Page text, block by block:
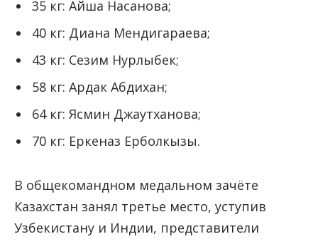
35 кг: Айша Насанова;
40 кг: Диана Мендигараева;
43 кг: Сезим Нурлыбек;
58 кг: Ардак Абдихан;
64 кг: Ясмин Джаутханова;
70 кг: Еркеназ Ерболкызы.
В общекомандном медальном зачёте
Казахстан занял третье место, уступив
Узбекистану и Индии, представители